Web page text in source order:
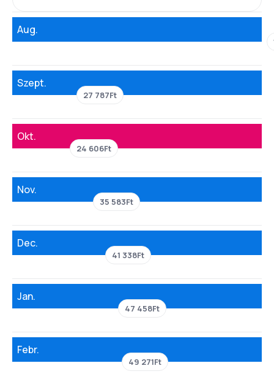
Aug.
Szept.
27 787Ft
Okt.
24 606Ft
Nov.
35 583Ft
Dec.
41 338Ft
Jan.
47 458Ft
Febr.
49 271Ft